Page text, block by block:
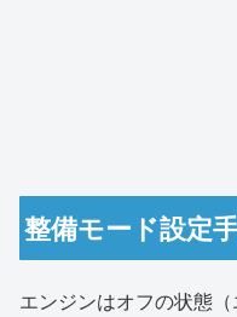
整備モード設定
エンジンはオフの状態